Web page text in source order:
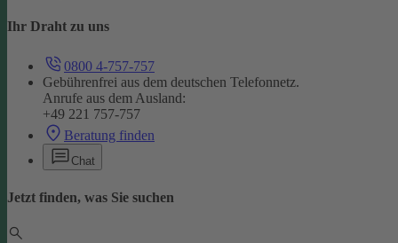
Ihr Draht zu uns
0800 4-757-757
Gebührenfrei aus dem deutschen Telefonnetz.
Anrufe aus dem Ausland:
+49 221 757-757
Beratung finden
Chat
Jetzt finden, was Sie suchen